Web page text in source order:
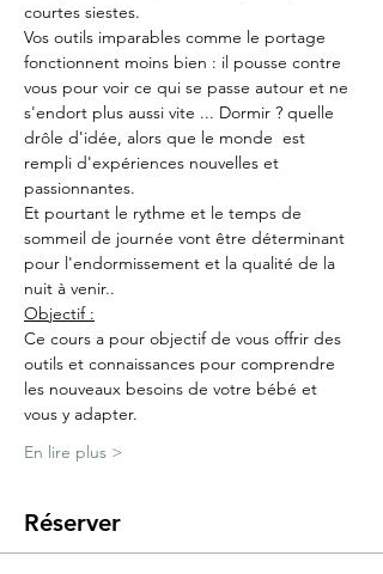
courtes siestes.
Vos outils imparables comme le portage
fonctionnent moins bien : il pousse contre
vous pour voir ce qui se passe autour et ne
s'endort plus aussi vite ... Dormir ? quelle
drôle d'idée, alors que le monde  est
rempli d'expériences nouvelles et
passionnantes.
Et pourtant le rythme et le temps de
sommeil de journée vont être déterminant
pour l'endormissement et la qualité de la
nuit à venir..
Objectif :
Ce cours a pour objectif de vous offrir des
outils et connaissances pour comprendre
les nouveaux besoins de votre bébé et
vous y adapter.
En lire plus >
Réserver